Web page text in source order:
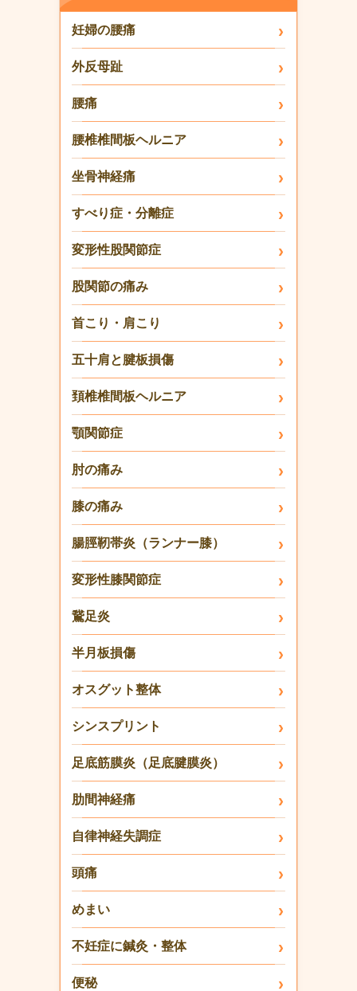
妊婦の腰痛
外反母趾
腰痛
腰椎椎間板ヘルニア
坐骨神経痛
すべり症・分離症
変形性股関節症
股関節の痛み
首こり・肩こり
五十肩と腱板損傷
頚椎椎間板ヘルニア
顎関節症
肘の痛み
膝の痛み
腸脛靭帯炎（ランナー膝）
変形性膝関節症
鵞足炎
半月板損傷
オスグット整体
シンスプリント
足底筋膜炎（足底腱膜炎）
肋間神経痛
自律神経失調症
頭痛
めまい
不妊症に鍼灸・整体
便秘